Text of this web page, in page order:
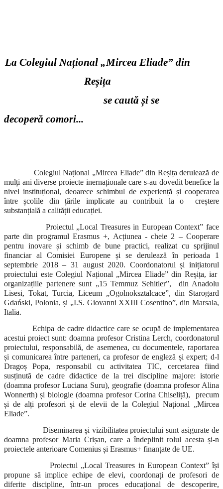
La Colegiul Național „Mircea Eliade” din
Reșița
se caută și se
decoperă comori...
Colegiul Național „Mircea Eliade” din Reșița derulează de
mulți ani diverse proiecte inernaționale care s-au dovedit benefice la
nivel instituțional, deoarece schimbul de experiență și cooperarea
între școlile din țările implicate au contribuit la o creștere
substanțială a calității educației.
Proiectul „Local Treasures in European Context” face
parte din programul Erasmus +, Acțiunea - cheie 2 – Cooperare
pentru inovare și schimb de bune practici, realizat cu sprijinul
financiar al Comisiei Europene și se derulează în perioada 1
septembrie 2018 – 31 august 2020. Coordonatorul și inițiatorul
proiectului este Colegiul Național „Mircea Eliade” din Reșița, iar
organizațiile partenere sunt „15 Temmuz Sehitler”, din Anadolu
Lisesi, Tokat, Turcia, Liceum „Ogolnoksztalcace”, din Starogard
Gdański, Polonia, și „I.S. Giovanni XXIII Cosentino”, din Marsala,
Italia.
Echipa de cadre didactice care se ocupă de implementarea
acestui proiect sunt: doamna profesor Cristina Lerch, coordonatorul
proiectului, responsabilă, de asemenea, cu documentele, raportarea
și comunicarea între parteneri, ca profesor de engleză și expert; d-l
Dragoș Popa, responsabil cu activitatea TIC, cercetarea fiind
susținută de cadre didactice de la trei discipline majore: istorie
(doamna profesor Luciana Suru), geografie (doamna profesor Alina
Wonnerth) și biologie (doamna profesor Corina Chiseliță), precum
și de alți profesori și de elevii de la Colegiul Național „Mircea
Eliade”.
Diseminarea și vizibilitatea proiectului sunt asigurate de
doamna profesor Maria Crișan, care a îndeplinit rolul acesta și-n
proiectele anterioare Comenius și Erasmus+ finanțate de UE.
Proiectul „Local Treasures in European Context” își
propune să implice echipe de elevi, coordonați de profesori de
diferite discipline, într-un proces educațional de descoperire,